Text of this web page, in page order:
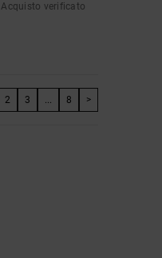
Acquisto verificato
2 3 ... 8 >